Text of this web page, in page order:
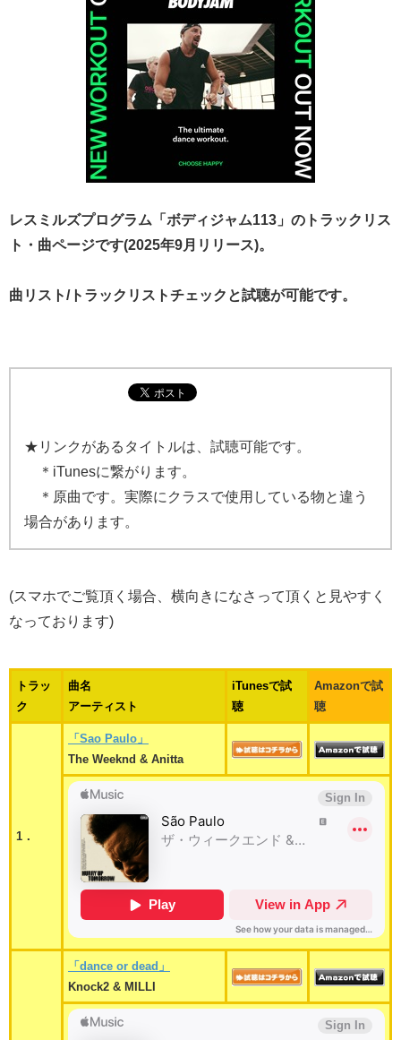
レスミルズプログラム「ボディジャム113」のトラックリス
ト・曲ページです(2025年9月リリース)。
曲リスト/トラックリストチェックと試聴が可能です。
★リンクがあるタイトルは、試聴可能です。
＊iTunesに繋がります。
＊原曲です。実際にクラスで使用している物と違う
場合があります。
(スマホでご覧頂く場合、横向きになさって頂くと見やすく
なっております)
トラッ
ク
曲名
アーティスト
iTunesで試
聴
Amazonで試
聴
1．
「Sao Paulo」
The Weeknd & Anitta
「dance or dead」
Knock2 & MILLI